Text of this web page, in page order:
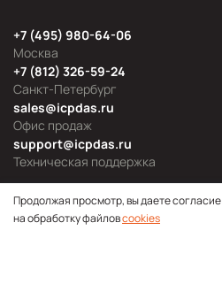
Москва
+7 (495) 980-64-06
Офис продаж
sales@icpdas.ru
Санкт-Петербург
+7 (812) 326-59-24
Техническая поддержка
support@icpdas.ru
Продолжая просмотр, вы даете согласие
на обработку файловcookies